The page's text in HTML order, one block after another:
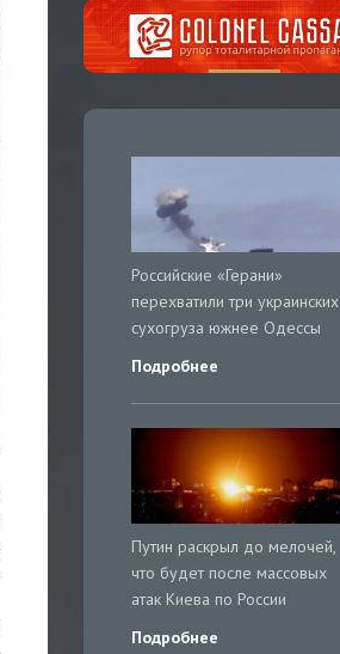
Российские «Герани»
перехватили три украинских
сухогруза южнее Одессы
Подробнее
Путин раскрыл до мелочей,
что будет после массовых
атак Киева по России
Подробнее